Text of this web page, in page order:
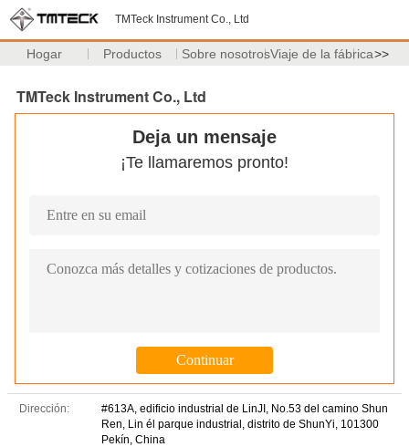
TMTeck Instrument Co., Ltd
Hogar Productos Sobre nosotrosViaje de la fábrica>>
TMTeck Instrument Co., Ltd
Deja un mensaje
¡Te llamaremos pronto!
Dirección:
#613A, edificio industrial de LinJI, No.53 del camino Shun
Ren, Lin él parque industrial, distrito de ShunYi, 101300
Pekín, China